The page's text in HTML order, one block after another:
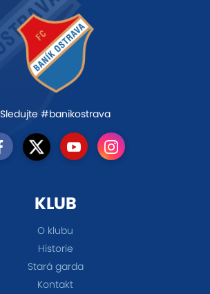
Sledujte #banikostrava
KLUB
O klubu
Historie
Stará garda
Kontakt